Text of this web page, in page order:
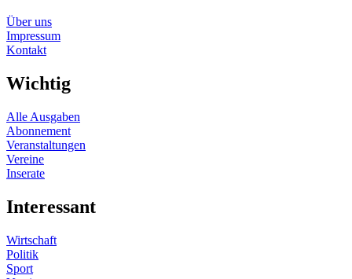
Über uns
Impressum
Kontakt
Wichtig
Alle Ausgaben
Abonnement
Veranstaltungen
Vereine
Inserate
Interessant
Wirtschaft
Politik
Sport